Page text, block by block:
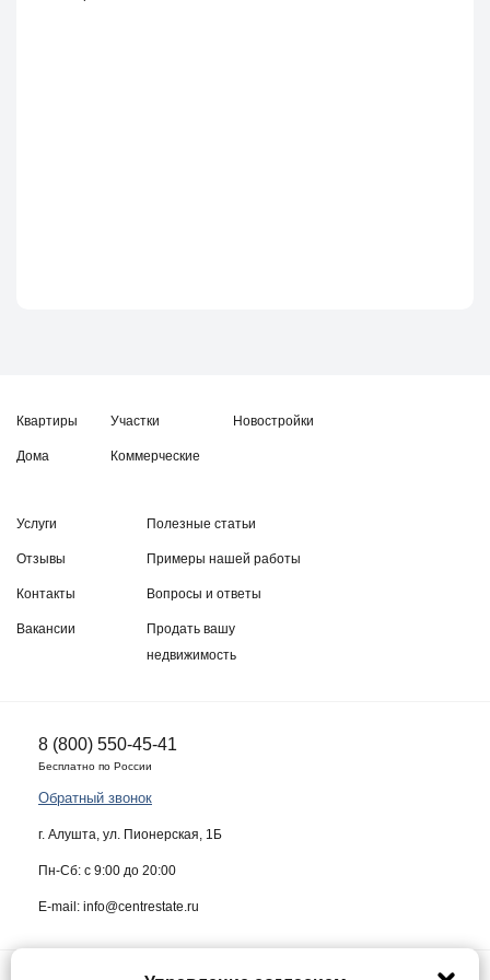
Квартиры
Дома
Участки
Коммерческие
Новостройки
Услуги
Отзывы
Контакты
Вакансии
Полезные статьи
Примеры нашей работы
Вопросы и ответы
Продать вашу
недвижимость
8 (800) 550-45-41
Бесплатно по России
Обратный звонок
г. Алушта, ул. Пионерская, 1Б
Пн-Сб: с 9:00 до 20:00
E-mail: info@centrestate.ru